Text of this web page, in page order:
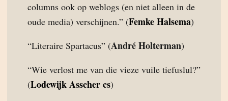
columns ook op weblogs (en niet alleen in de
oude media) verschijnen.” (Femke Halsema)
“Literaire Spartacus” (André Holterman)
“Wie verlost me van die vieze vuile tiefuslul?”
(Lodewijk Asscher cs)